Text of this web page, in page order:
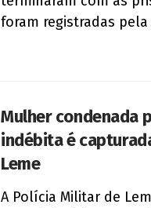
foram registradas
Mulher condenada
indébita é
Leme
A Polícia Militar de